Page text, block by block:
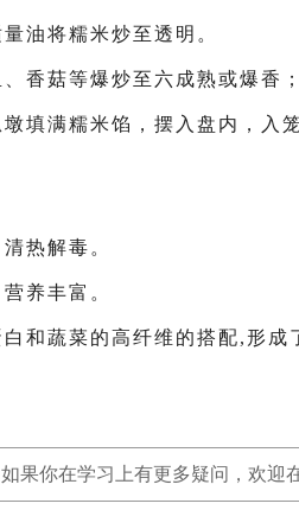
油将糯米炒至透明。
香菇等爆炒至六成熟或爆香
填满糯米馅，摆入盘内，入
热解毒。
养丰富。
和蔬菜的高纤维的搭配,形成
如果你在学习上有更多疑问，欢迎